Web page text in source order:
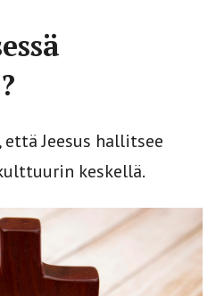
Jeesus hallitsee
keskellä.